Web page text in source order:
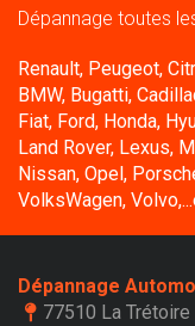
Dépannage toutes
Renault, Peugeot,
BMW, Bugatti,
Fiat, Ford, Honda,
Land Rover, Lexus,
Nissan, Opel,
VolksWagen,
Dépannage
77510 La Trétoire